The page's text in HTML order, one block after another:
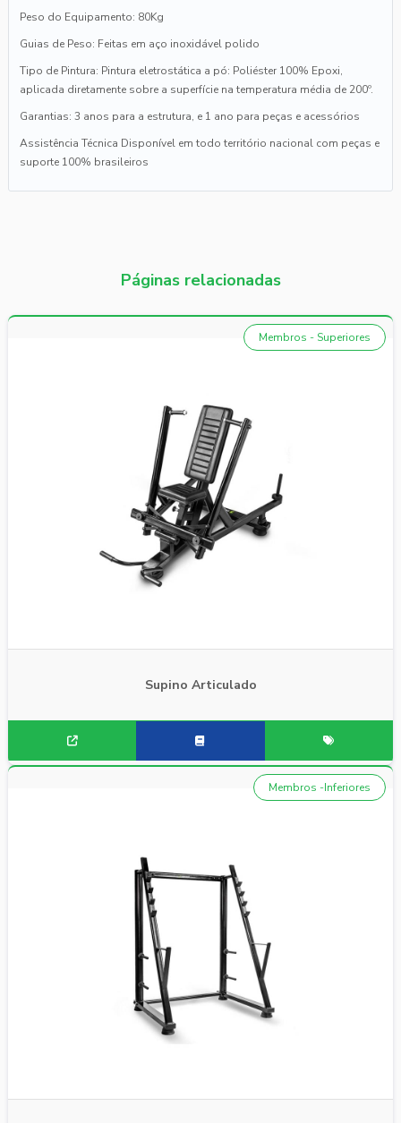
Peso do Equipamento: 80Kg
Guias de Peso: Feitas em aço inoxidável polido
Tipo de Pintura: Pintura eletrostática a pó: Poliéster 100% Epoxi,
aplicada diretamente sobre a superfície na temperatura média de 200º.
Garantias: 3 anos para a estrutura, e 1 ano para peças e acessórios
Assistência Técnica Disponível em todo território nacional com peças e
suporte 100% brasileiros
Páginas relacionadas
Supino Articulado
Membros - Superiores
Membros -Inferiores